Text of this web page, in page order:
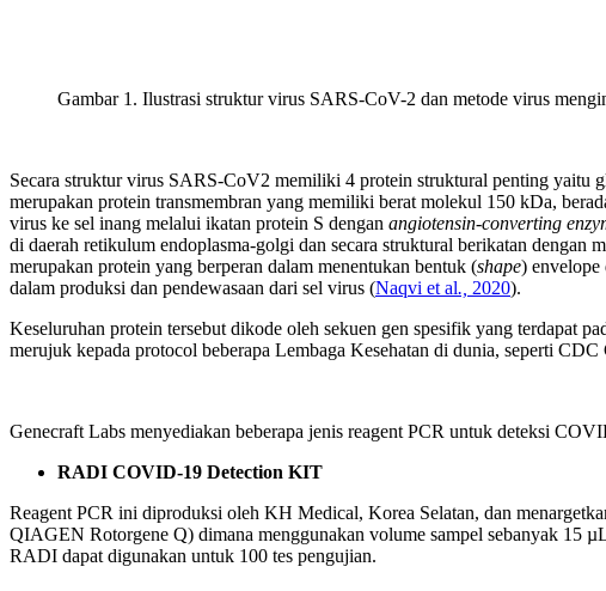
Gambar 1. Ilustrasi struktur virus SARS-CoV-2 dan metode virus
Secara struktur virus SARS-CoV2 memiliki 4 protein struktural penting yaitu
merupakan protein transmembran yang memiliki berat molekul 150 kDa,
virus ke sel inang melalui ikatan protein S dengan angiotensin-converting
di daerah retikulum endoplasma-golgi dan secara struktural berikatan
merupakan protein yang berperan dalam menentukan bentuk (shape)
dalam produksi dan pendewasaan dari sel virus (Naqvi et al., 2020).
Keseluruhan protein tersebut dikode oleh sekuen gen spesifik yang terdapat
merujuk kepada protocol beberapa Lembaga Kesehatan di dunia, seperti
Genecraft Labs menyediakan beberapa jenis reagent PCR untuk deteksi
RADI COVID-19 Detection KIT
Reagent PCR ini diproduksi oleh KH Medical, Korea Selatan, dan
QIAGEN Rotorgene Q) dimana menggunakan volume sampel sebanyak 15
RADI dapat digunakan untuk 100 tes pengujian.